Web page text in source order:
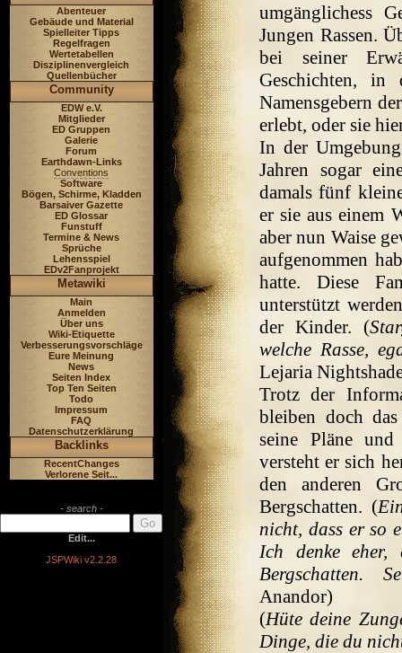
Abenteuer
Gebäude und Material
Spielleiter Tipps
Regelfragen
Wertetabellen
Disziplinenvergleich
Quellenbücher
Community
EDW e.V.
Mitglieder
ED Gruppen
Galerie
Forum
Earthdawn-Links
Conventions
Software
Bögen, Schirme, Kladden
Barsaiver Gazette
ED Glossar
Funstuff
Termine & News
Sprüche
Lehensspiel
EDv2Fanprojekt
Metawiki
Main
Anmelden
Über uns
Wiki-Etiquette
Verbesserungsvorschläge
Eure Meinung
News
Seiten Index
Top Ten Seiten
Todo
Impressum
FAQ
Datenschutzerklärung
Backlinks
RecentChanges
Verlorene Seit...
- search -
Edit...
JSPWiki v2.2.28
umgänglichess
Jungen Rassen.
bei seiner
Geschichten,
Namensgebern
erlebt, oder sie
In der
Jahren sogar
damals fünf
er sie aus einem
aber nun Waise
aufgenommen
hatte. Diese
unterstützt
der Kinder. (
welche Rasse,
Lejaria
Trotz der
bleiben doch
seine Pläne
versteht er sich
den anderen
Bergschatten. (
nicht, dass er so
Ich denke
Bergschatten.
Anandor)
(Hüte deine
Dinge, die du